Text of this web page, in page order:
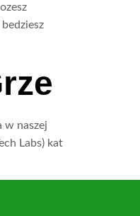
w naszej
Labs) kat